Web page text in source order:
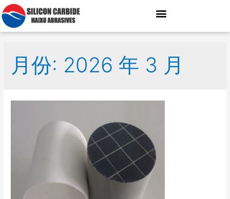
月份: 2026 年 3 月